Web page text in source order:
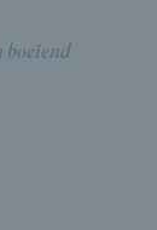
boeiend